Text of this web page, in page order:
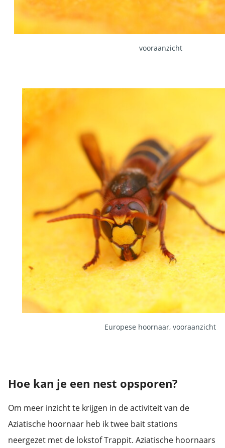
vooraanzicht
Europese hoornaar, vooraanzicht
Hoe kan je een nest opsporen?
Om meer inzicht te krijgen in de activiteit van de
Aziatische hoornaar heb ik twee bait stations
neergezet met de lokstof Trappit. Aziatische hoornaars